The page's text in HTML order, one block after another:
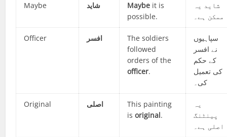
Maybe شاید Maybe it is
possible.
شاید یہ
ممکن ہے۔
Officer افسر
The soldiers
followed
orders of the
officer.
سپاہیوں
نے افسر
کے حکم
کی تعمیل
کی۔
Original اصلی
This painting
isoriginal.
یہ
پینٹنگ
اصلی ہے۔